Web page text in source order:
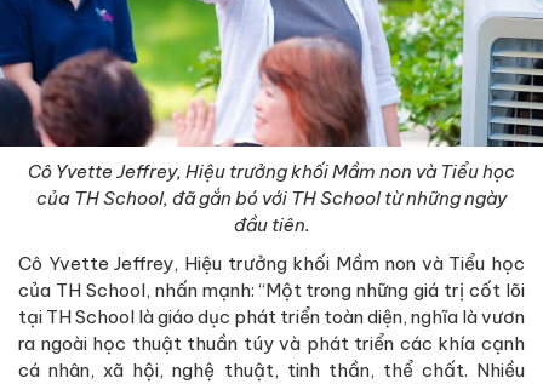
Cô Yvette Jeffrey, Hiệu trưởng khối Mầm non và Tiểu học
của TH School, đã gắn bó với TH School từ những ngày
đầu tiên.
Cô Yvette Jeffrey, Hiệu trưởng khối Mầm non và Tiểu học
của TH School, nhấn mạnh: “Một trong những giá trị cốt lõi
tại TH School là giáo dục phát triển toàn diện, nghĩa là vươn
ra ngoài học thuật thuần túy và phát triển các khía cạnh
cá nhân, xã hội, nghệ thuật, tinh thần, thể chất. Nhiều